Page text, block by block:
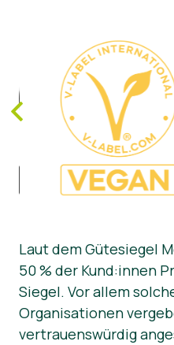
Laut dem Gütesiegel
50 % der Kund:innen
Siegel. Vor allem
Organisationen
vertrauenswürdig